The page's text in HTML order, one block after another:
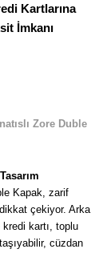
Kartlarına
İmkanı
Zore Duble
Kapak, zarif
çekiyor. Arka
kredi kartı, toplu
cüzdan